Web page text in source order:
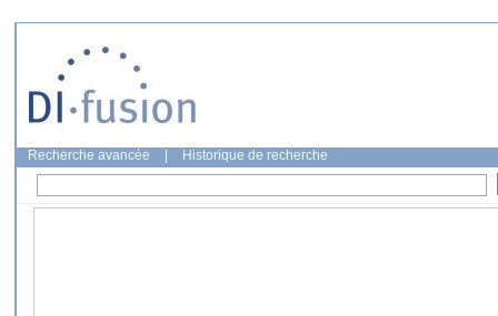
Recherche avancée Historique de recherche